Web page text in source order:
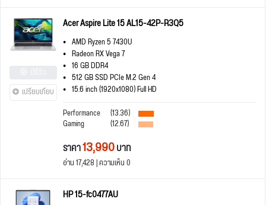
เปรียบเทียบ
Acer Aspire Lite 15 AL15-42P-R3Q5
AMD Ryzen 5 7430U
Radeon RX Vega 7
16 GB DDR4
512 GB SSD PCIe M.2 Gen 4
15.6 inch (1920x1080) Full HD
Performance
(13.36)
Gaming (12.67)
ราคา13,990บาท
อ่าน 17,428 | ความเห็น 0
HP 15-fc0477AU